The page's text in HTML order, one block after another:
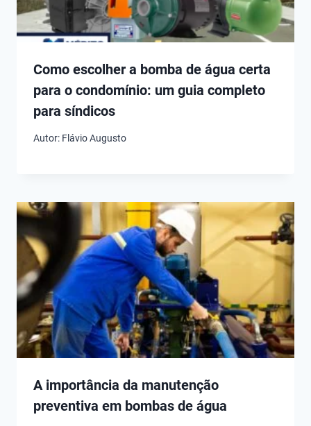
Como escolher a bomba de água certa
para o condomínio: um guia completo
para síndicos
Autor: Flávio Augusto
A importância da manutenção
preventiva em bombas de água